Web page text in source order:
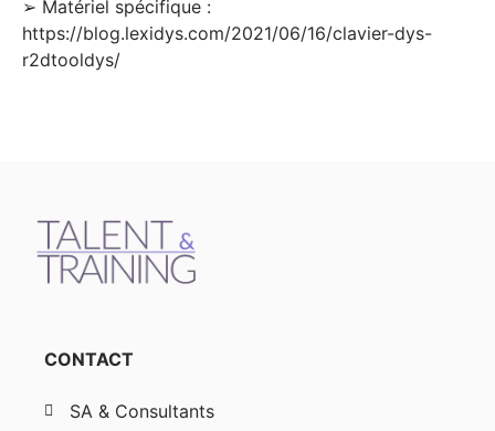
➢ Matériel spécifique :
https://blog.lexidys.com/2021/06/16/clavier-dys-
r2dtooldys/
CONTACT
SA & Consultants